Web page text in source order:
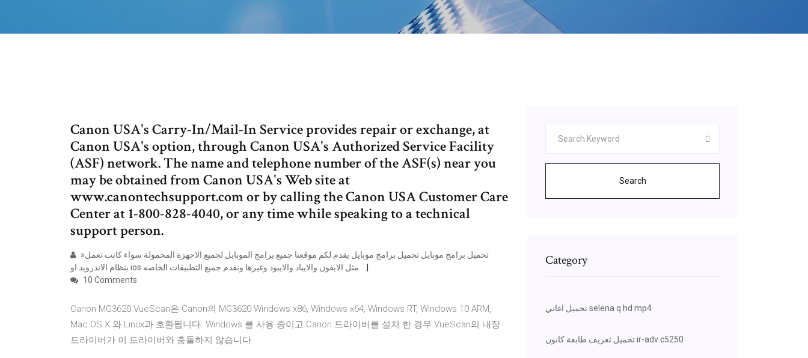
Canon USA's Carry-In/Mail-In Service provides repair or exchange, at
Canon USA's option, through Canon USA's Authorized Service Facility
(ASF) network. The name and telephone number of the ASF(s) near you
may be obtained from Canon USA's Web site at
www.canontechsupport.com or by calling the Canon USA Customer Care
Center at 1-800-828-4040, or any time while speaking to a technical
support person.
»تحميل برامج موبايل تحميل برامج موبايل يقدم لكم موقعنا جميع برامج الموبايل لجميع الاجهزة المحمولة سواء كانت تعمل
10 Comments
Canon MG3620 VueScan은 Canon의 MG3620 Windows x86, Windows x64, Windows RT, Windows 10 ARM,
Mac OS X 와 Linux과 호환됩니다. Windows 를 사용 중이고 Canon 드라이버를 설치 한 경우 VueScan의 내장
드라이버가 이 드라이버와 충돌하지 않습니다.
Search
Category
تحميل اغاني selena q hd mp4
تحميل تعريف طابعة كانون ir-adv c5250